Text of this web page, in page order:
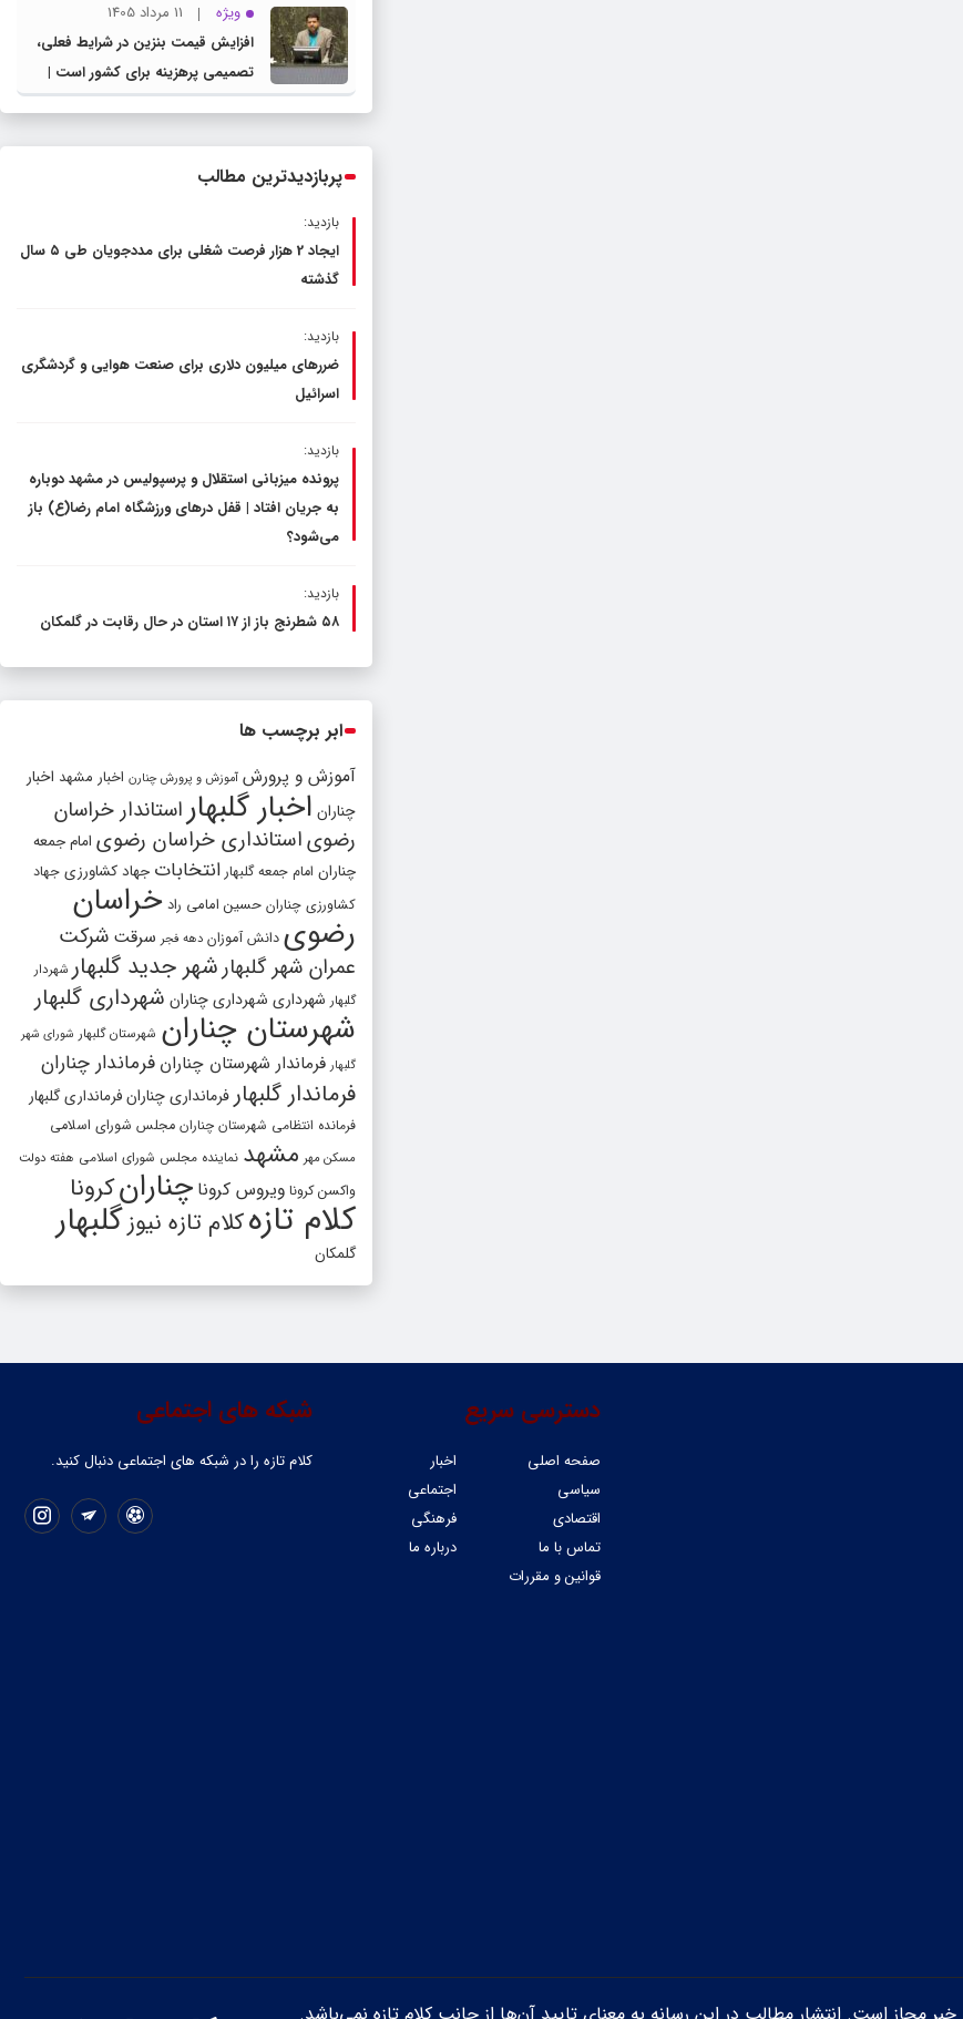
ویژه
11 مرداد 1405
افزایش قیمت بنزین در شرایط فعلی،
تصمیمی پرهزینه برای کشور است |
دولت، قاچاق سوخت و عوامل اصلی
پربازدیدترین مطالب
بازدید:
ایجاد 2 هزار فرصت شغلی برای مددجویان طی ۵ سال
گذشته
بازدید:
ضررهای میلیون دلاری برای صنعت هوایی و گردشگری
اسرائیل
بازدید:
پرونده میزبانی استقلال و پرسپولیس در مشهد دوباره
به جریان افتاد | قفل در‌های ورزشگاه امام رضا(ع) باز
می‌شود؟
بازدید:
۵۸ شطرنج‌ باز از ۱۷ استان در حال رقابت در گلمکان
ابر برچسب ها
آموزش و پرورش آموزش و پرورش چنارن اخبار مشهد اخبار
چناران اخبار گلبهار استاندار خراسان
رضویاستانداری خراسان رضوی امام جمعه
چناران امام جمعه گلبهار انتخابات جهاد کشاورزی جهاد
کشاورزی چناران حسین امامی راد خراسان
رضوی دانش آموزان دهه فجر سرقت شرکت
عمران شهر گلبهارشهر جدید گلبهار شهردار
گلبهار شهرداری شهرداری چناران شهرداری گلبهار
شهرستان چناران شهرستان گلبهار شورای شهر
گلبهار فرماندار شهرستان چناران فرماندار چناران
فرماندار گلبهار فرمانداری چنارانفرمانداری گلبهار
فرمانده انتظامی شهرستان چناران مجلس شورای اسلامی
مسکن مهر مشهد نماینده مجلس شورای اسلامی هفته دولت
واکسن کرونا ویروس کرونا چنارانکرونا
کلام تازهکلام تازه نیوزگلبهار
گلمکان
شبکه های اجتماعی
کلام تازه را در شبکه ‌های اجتماعی دنبال کنید.
دسترسی سریع
صفحه اصلی
اخبار
سیاسی
اجتماعی
اقتصادی
فرهنگی
تماس با ما
درباره ما
قوانین و مقررات